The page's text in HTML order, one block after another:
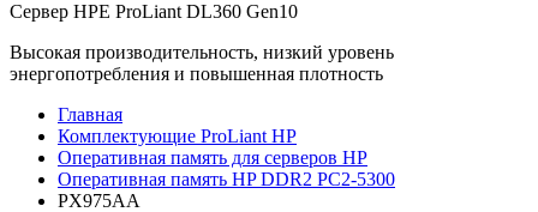
Сервер HPE ProLiant DL360 Gen10
Высокая производительность, низкий уровень
энергопотребления и повышенная плотность
Главная
Комплектующие ProLiant HP
Оперативная память для серверов HP
Оперативная память HP DDR2 PC2-5300
PX975AA